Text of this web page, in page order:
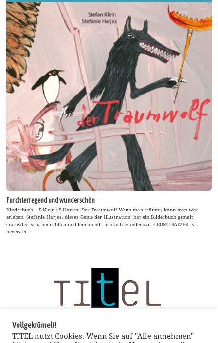
Furchterregend und wunderschön
Kinderbuch | S.Klein / S.Harjes: Der Traumwolf Wenn man träumt, kann man was
erleben. Stefanie Harjes, dieses Genie der Illustration, hat ein Bilderbuch gemalt,
surrealistisch, bedrohlich und leuchtend – einfach wunderbar. GEORG PATZER ist
begeistert
Vollgekrümelt!
TITEL nutzt Cookies. Wenn Sie auf "Alle annehmen"